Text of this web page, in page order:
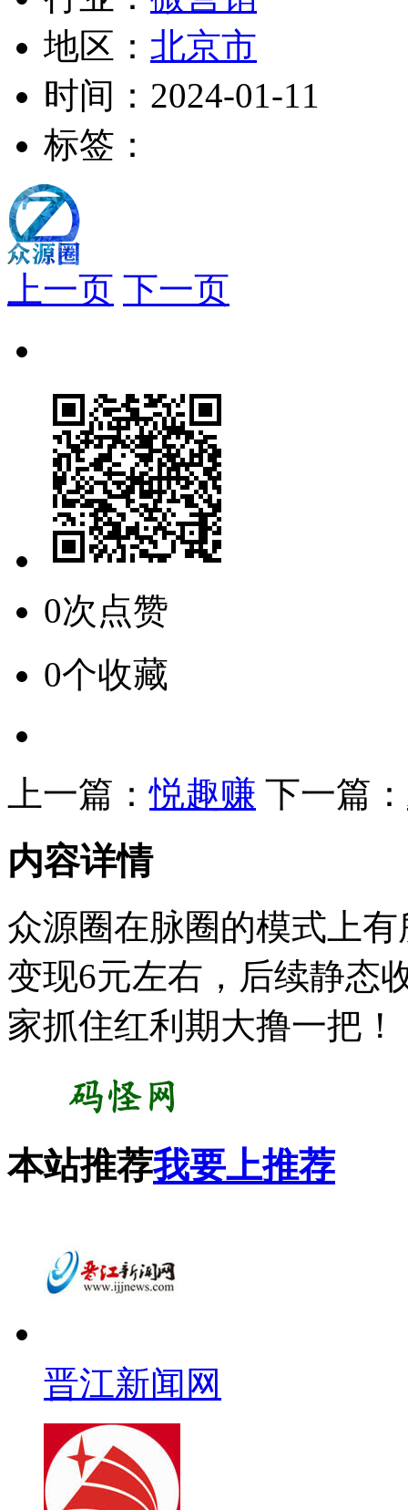
地区： 北京市
时间： 2024-01-11
标签：
上一页 下一页
0次点赞
0个收藏
上一篇：悦趣赚 下一篇：
内容详情
众源圈在脉圈的模式上
变现6元左右，后续静态
家抓住红利期大撸一把！
本站推荐我要上推荐
晋江新闻网